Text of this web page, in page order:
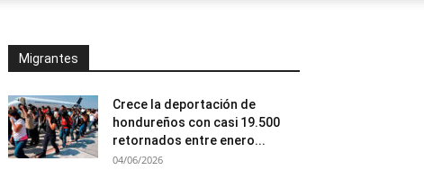
Migrantes
Crece la deportación de
hondureños con casi 19.500
retornados entre enero...
04/06/2026